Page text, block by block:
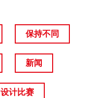
保持不同
新闻
设计比赛